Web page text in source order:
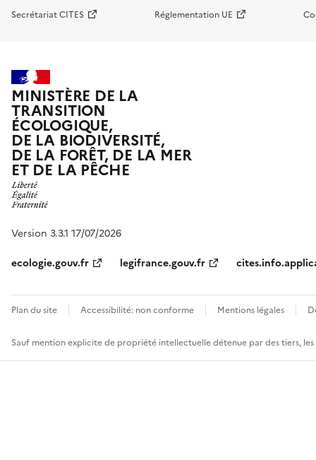
Secrétariat CITES Réglementation UE
MINISTÈRE DE LA
TRANSITION
ÉCOLOGIQUE,
DE LA BIODIVERSITÉ,
DE LA FORÊT, DE LA MER
ET DE LA PÊCHE
Version 3.3.1 17/07/2026
ecologie.gouv.fr
legifrance.gouv.fr
Plan du site Accessibilité: non conforme Mentions légales
Sauf mention explicite de propriété intellectuelle détenue par des tiers,